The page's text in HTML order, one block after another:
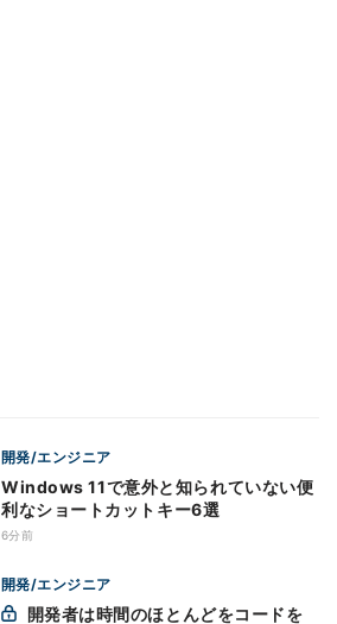
開発/エンジニア
Windows 11で意外と知られていない便
利なショートカットキー6選
6分前
開発/エンジニア